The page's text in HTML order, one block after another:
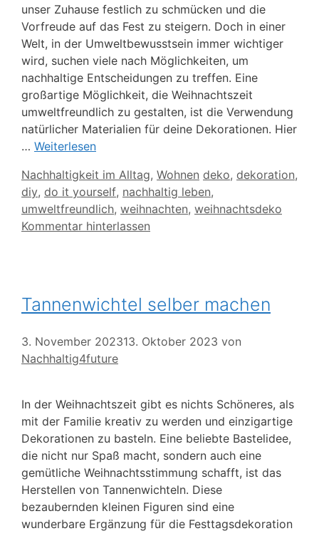
unser Zuhause festlich zu schmücken und die
Vorfreude auf das Fest zu steigern. Doch in einer
Welt, in der Umweltbewusstsein immer wichtiger
wird, suchen viele nach Möglichkeiten, um
nachhaltige Entscheidungen zu treffen. Eine
großartige Möglichkeit, die Weihnachtszeit
umweltfreundlich zu gestalten, ist die Verwendung
natürlicher Materialien für deine Dekorationen. Hier
… Weiterlesen
Kategorien
Nachhaltigkeit im Alltag, Wohnen Schlagwörter
deko, dekoration,
diy, do it yourself, nachhaltig leben,
umweltfreundlich, weihnachten, weihnachtsdeko
Kommentar hinterlassen
Tannenwichtel selber machen
3. November 202313. Oktober 2023 von
Nachhaltig4future
In der Weihnachtszeit gibt es nichts Schöneres, als
mit der Familie kreativ zu werden und einzigartige
Dekorationen zu basteln. Eine beliebte Bastelidee,
die nicht nur Spaß macht, sondern auch eine
gemütliche Weihnachtsstimmung schafft, ist das
Herstellen von Tannenwichteln. Diese
bezaubernden kleinen Figuren sind eine
wunderbare Ergänzung für die Festtagsdekoration